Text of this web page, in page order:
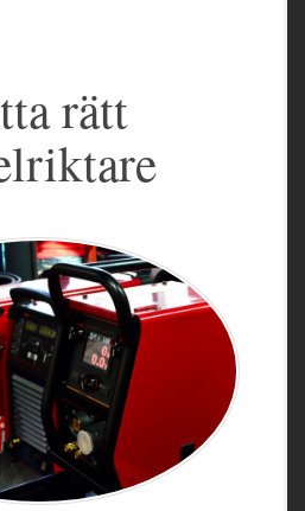
rätt